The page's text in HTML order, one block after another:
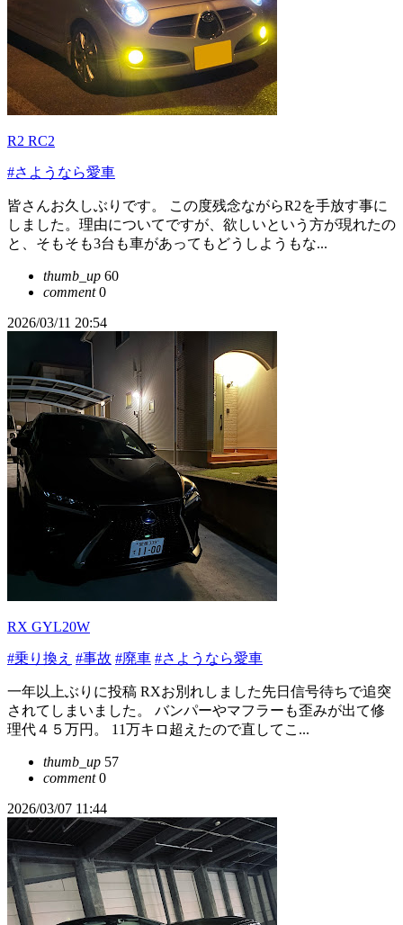
R2 RC2
#さようなら愛車
皆さんお久しぶりです。 この度残念ながらR2を手放す事に
しました。理由についてですが、欲しいという方が現れたの
と、そもそも3台も車があってもどうしようもな...
thumb_up 60
comment0
2026/03/11 20:54
RX GYL20W
#乗り換え #事故 #廃車 #さようなら愛車
一年以上ぶりに投稿 RXお別れしました先日信号待ちで追突
されてしまいました。 バンパーやマフラーも歪みが出て修
理代４５万円。 11万キロ超えたので直してこ...
thumb_up 57
comment0
2026/03/07 11:44